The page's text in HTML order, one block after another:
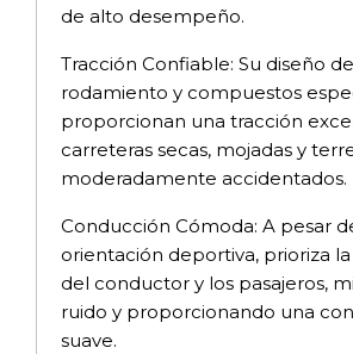
de alto desempeño.
Tracción Confiable: Su diseño
rodamiento y compuestos
proporcionan una tracción
carreteras secas, mojadas y
moderadamente accidentados.
Conducción Cómoda: A pesar
orientación deportiva, prioriza
del conductor y los pasajeros,
ruido y proporcionando una
suave.